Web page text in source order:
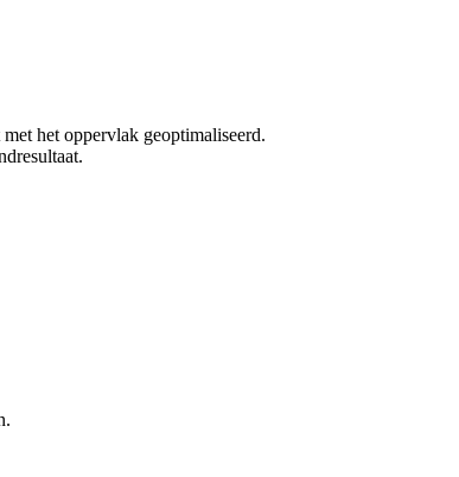
het oppervlak geoptimaliseerd.